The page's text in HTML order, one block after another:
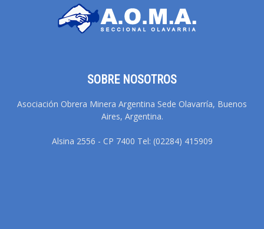
SOBRE NOSOTROS
Asociación Obrera Minera Argentina Sede Olavarría, Buenos
Aires, Argentina.
Alsina 2556 - CP 7400 Tel: (02284) 415909